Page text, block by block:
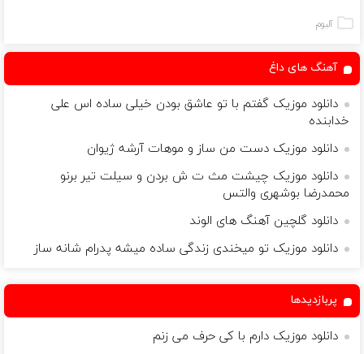
یک تماس
آلبوم
آهنگ های داغ
دانلود موزیک گفتم با تو عاشق بودن خیلی ساده اس علی
خدابنده
دانلود موزیک دست من ساز و موهات آرشه ژیوان
دانلود موزیک چیشت مث ت ش بردن و سیلت تیر برنو
محمدرضا بوشهری والتس
دانلود گلچین آهنگ های الوند
دانلود موزیک تو میخندی زندگی ساده میشه پدرام شانه ساز
پربازدیدها
دانلود موزیک دارم با کی حرف می زنم